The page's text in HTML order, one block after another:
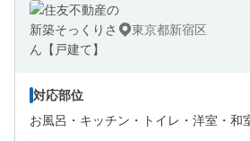
東京都新宿区
対応部位
お風呂・ キッチン・ トイレ・ 洋室・ 和